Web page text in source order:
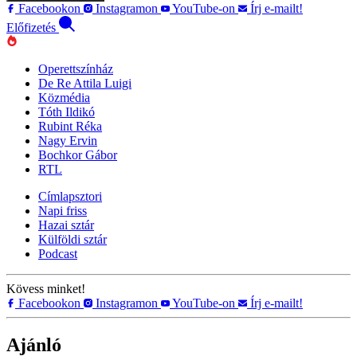
Facebookon Instagramon YouTube-on
Írj e-mailt!
Előfizetés
Operettszínház
De Re Attila Luigi
Közmédia
Tóth Ildikó
Rubint Réka
Nagy Ervin
Bochkor Gábor
RTL
Címlapsztori
Napi friss
Hazai sztár
Külföldi sztár
Podcast
Kövess minket!
Facebookon
Instagramon YouTube-on Írj e-mailt!
Ajánló